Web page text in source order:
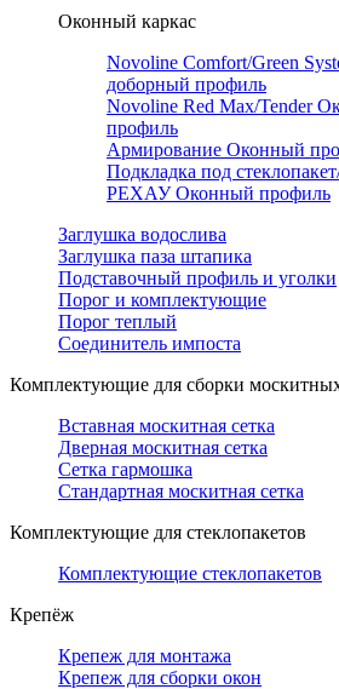
Оконный каркас
Novoline Comfort/Green
доборный профиль
Novoline Red Max/Tender
профиль
Армирование Оконный
Подкладка под
РЕХАУ Оконный профиль
Заглушка водослива
Заглушка паза штапика
Подставочный профиль и уголки
Порог и комплектующие
Порог теплый
Соединитель импоста
Комплектующие для сборки
Вставная москитная сетка
Дверная москитная сетка
Сетка гармошка
Стандартная москитная сетка
Комплектующие для стеклопакетов
Комплектующие стеклопакетов
Крепёж
Крепеж для монтажа
Крепеж для сборки окон